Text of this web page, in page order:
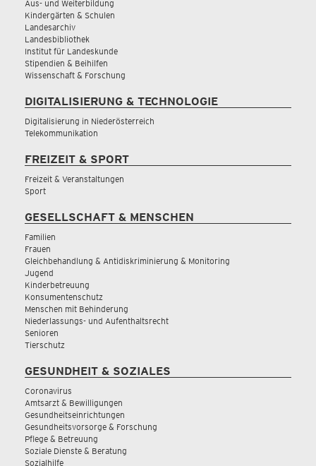
Aus- und Weiterbildung
Kindergärten & Schulen
Landesarchiv
Landesbibliothek
Institut für Landeskunde
Stipendien & Beihilfen
Wissenschaft & Forschung
DIGITALISIERUNG & TECHNOLOGIE
Digitalisierung in Niederösterreich
Telekommunikation
FREIZEIT & SPORT
Freizeit & Veranstaltungen
Sport
GESELLSCHAFT & MENSCHEN
Familien
Frauen
Gleichbehandlung & Antidiskriminierung & Monitoring
Jugend
Kinderbetreuung
Konsumentenschutz
Menschen mit Behinderung
Niederlassungs- und Aufenthaltsrecht
Senioren
Tierschutz
GESUNDHEIT & SOZIALES
Coronavirus
Amtsarzt & Bewilligungen
Gesundheitseinrichtungen
Gesundheitsvorsorge & Forschung
Pflege & Betreuung
Soziale Dienste & Beratung
Sozialhilfe